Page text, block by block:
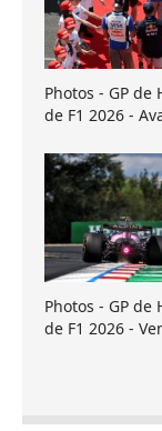
Photos - GP de
de F1 2026 -
Photos - GP de
de F1 2026 -